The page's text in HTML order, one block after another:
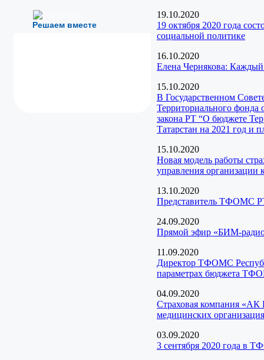
Решаем вместе
19.10.2020
19 октября 2020 года
социальной политике
16.10.2020
Елена Чернякова: Каждый
15.10.2020
В Государственном
Территориального фонда
закона РТ “О бюджете
Татарстан на 2021 год и
15.10.2020
Новая модель работы
управления
13.10.2020
Представитель ТФОМС
24.09.2020
Прямой эфир «БИМ-радио
11.09.2020
Директор ТФОМС
параметрах бюджета
04.09.2020
Страховая компания «АК
медицинских
03.09.2020
3 сентября 2020 года в